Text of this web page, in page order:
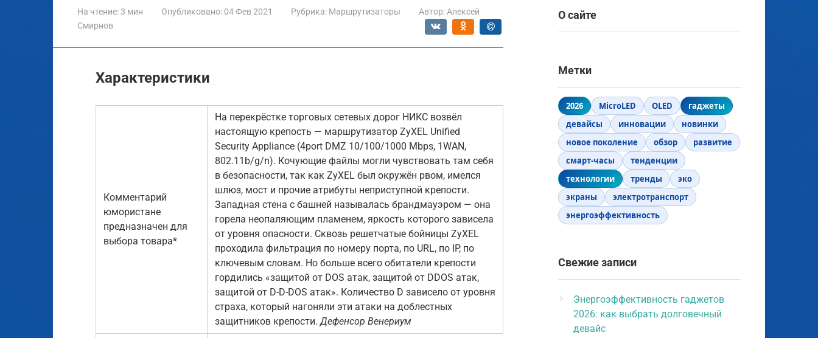
На чтение:3 мин Опубликовано: 04 Фев 2021 Рубрика: Маршрутизаторы Автор: Алексей
Смирнов
Характеристики
Комментарий
юмористане
предназначен для
выбора товара*
На перекрёстке торговых сетевых дорог НИКС возвёл
настоящую крепость — маршрутизатор ZyXEL Unified
Security Appliance (4port DMZ 10/100/1000 Mbps, 1WAN,
802.11b/g/n). Кочующие файлы могли чувствовать там себя
в безопасности, так как ZyXEL был окружён рвом, имелся
шлюз, мост и прочие атрибуты неприступной крепости.
Западная стена с башней называлась брандмауэром — она
горела неопаляющим пламенем, яркость которого зависела
от уровня опасности. Сквозь решетчатые бойницы ZyXEL
проходила фильтрация по номеру порта, по URL, по IP, по
ключевым словам. Но больше всего обитатели крепости
гордились «защитой от DOS атак, защитой от DDOS атак,
защитой от D-D-DOS атак». Количество D зависело от уровня
страха, который нагоняли эти атаки на доблестных
защитников крепости.Дефенсор Венериум
О сайте
Метки
2026 MicroLED OLED
гаджеты
девайсы
инновации
новинки
новое поколение
обзор
развитие
смарт-часы
тенденции
технологии
тренды
эко
экраны
электротранспорт
энергоэффективность
Свежие записи
Энергоэффективность гаджетов
2026: как выбрать долговечный
девайс